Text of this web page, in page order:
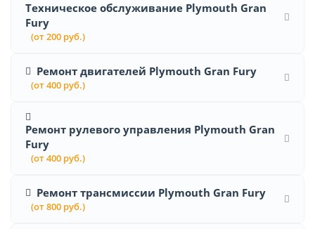
Техническое обслуживание Plymouth Gran
Fury
(от 200 руб.)
Ремонт двигателей Plymouth Gran Fury
(от 400 руб.)
Ремонт рулевого управления Plymouth Gran
Fury
(от 400 руб.)
Ремонт трансмиссии Plymouth Gran Fury
(от 800 руб.)